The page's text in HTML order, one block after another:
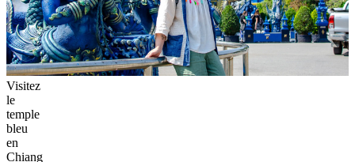
Visitez
le
temple
bleu
en
Chiang